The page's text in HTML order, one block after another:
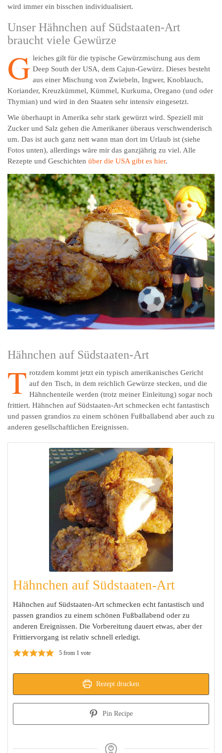
wird immer ein bisschen individualisiert.
Unser Hähnchen auf Südstaaten-Art
braucht viele Gewürze
G leiches gilt für die typische Gewürzmischung aus dem
Deep South der USA, dem Cajun-Gewürz. Dieses besteht
aus einer Mischung von Zwiebeln, Ingwer, Knoblauch,
Koriander, Kreuzkümmel, Kümmel, Kurkuma, Oregano (und oder
Thymian) und wird in den Staaten sehr intensiv eingesetzt.
Wie überhaupt in Amerika sehr stark gewürzt wird. Speziell mit
Zucker und Salz gehen die Amerikaner überaus verschwenderisch
um. Das ist auch ganz nett wann man dort im Urlaub ist (siehe
Fotos unten), allerdings wäre mir das ganzjährig zu viel. Alle
Rezepte und Geschichten über die USA gibt es hier.
Hähnchen auf Südstaaten-Art
T rotzdem kommt jetzt ein typisch amerikanisches Gericht
auf den Tisch, in dem reichlich Gewürze stecken, und die
Hähnchenteile werden (trotz meiner Einleitung) sogar noch
frittiert. Hähnchen auf Südstaaten-Art schmecken echt fantastisch
und passen grandios zu einem schönen Fußballabend aber auch zu
anderen gesellschaftlichen Ereignissen.
Hähnchen auf Südstaaten-Art
Hähnchen auf Südstaaten-Art schmecken echt fantastisch und
passen grandios zu einem schönen Fußballabend oder zu
anderen Ereignissen. Die Vorbereitung dauert etwas, aber der
Frittiervorgang ist relativ schnell erledigt.
5from 1 vote
Rezept drucken
Pin Recipe